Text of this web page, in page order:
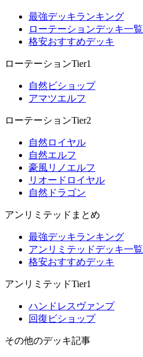
最強デッキランキング
ローテーションデッキ一覧
格安おすすめデッキ
ローテーションTier1
自然ビショップ
アマツエルフ
ローテーションTier2
自然ロイヤル
自然エルフ
豪風リノエルフ
リオードロイヤル
自然ドラゴン
アンリミテッドまとめ
最強デッキランキング
アンリミテッドデッキ一覧
格安おすすめデッキ
アンリミテッドTier1
ハンドレスヴァンプ
回復ビショップ
その他のデッキ記事